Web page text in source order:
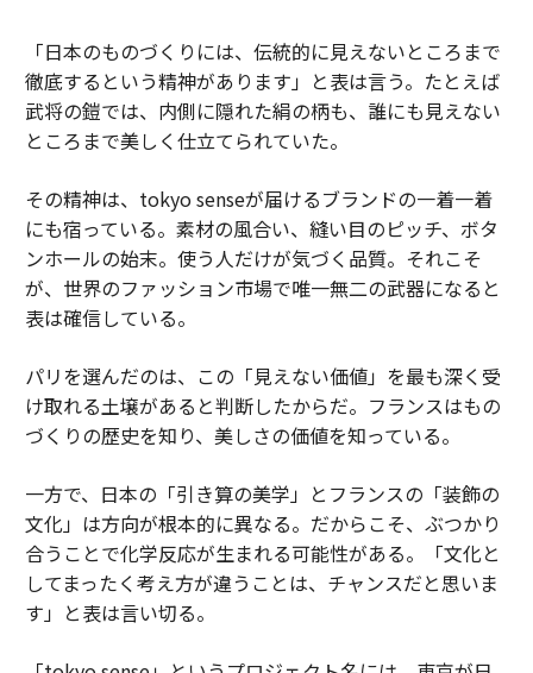
「日本のものづくりには、伝統的に見えないところまで
徹底するという精神があります」と表は言う。たとえば
武将の鎧では、内側に隠れた絹の柄も、誰にも見えない
ところまで美しく仕立てられていた。
その精神は、tokyo senseが届けるブランドの一着一着
にも宿っている。素材の風合い、縫い目のピッチ、ボタ
ンホールの始末。使う人だけが気づく品質。それこそ
が、世界のファッション市場で唯一無二の武器になると
表は確信している。
パリを選んだのは、この「見えない価値」を最も深く受
け取れる土壌があると判断したからだ。フランスはもの
づくりの歴史を知り、美しさの価値を知っている。
一方で、日本の「引き算の美学」とフランスの「装飾の
文化」は方向が根本的に異なる。だからこそ、ぶつかり
合うことで化学反応が生まれる可能性がある。「文化と
してまったく考え方が違うことは、チャンスだと思いま
す」と表は言い切る。